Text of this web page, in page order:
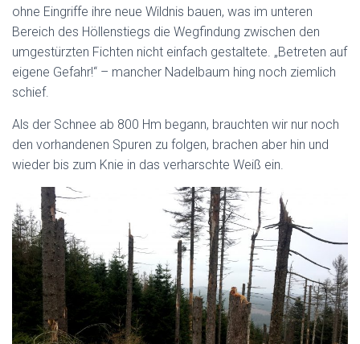
ohne Eingriffe ihre neue Wildnis bauen, was im unteren
Bereich des Höllenstiegs die Wegfindung zwischen den
umgestürzten Fichten nicht einfach gestaltete. „Betreten auf
eigene Gefahr!“ – mancher Nadelbaum hing noch ziemlich
schief.
Als der Schnee ab 800 Hm begann, brauchten wir nur noch
den vorhandenen Spuren zu folgen, brachen aber hin und
wieder bis zum Knie in das verharschte Weiß ein.